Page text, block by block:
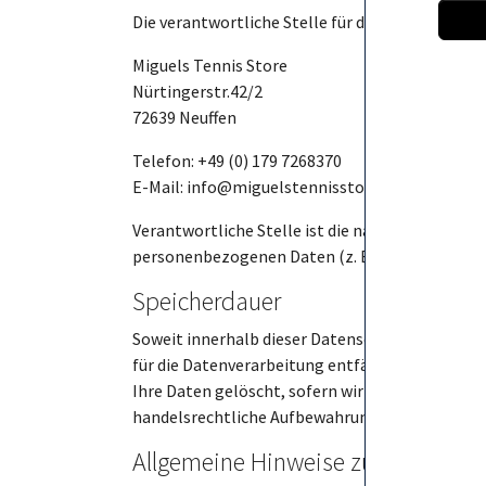
Die verantwortliche Stelle für die
Miguels Tennis Store
Nürtingerstr.42/2
72639 Neuffen
Telefon: +49 (0) 179 7268370
E-Mail: info@miguelstennisstore.de
Verantwortliche Stelle ist die natürliche oder
personenbezogenen Daten (z. B. Namen, E-
Speicherdauer
Soweit innerhalb dieser Datenschutzerklärung
für die Datenverarbeitung entfällt. Wenn Sie
Ihre Daten gelöscht, sofern wir keine anderen
handelsrechtliche Aufbewahrungsfristen); im
Allgemeine Hinweise zu den